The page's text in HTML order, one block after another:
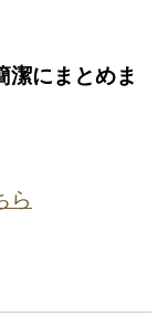
潔にまとめま
ら